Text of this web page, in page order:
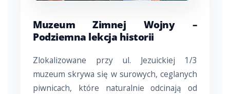
Muzeum Zimnej Wojny –
Podziemna lekcja historii
Zlokalizowane przy ul. Jezuickiej 1/3
muzeum skrywa się w surowych, ceglanych
piwnicach, które naturalnie odcinają od